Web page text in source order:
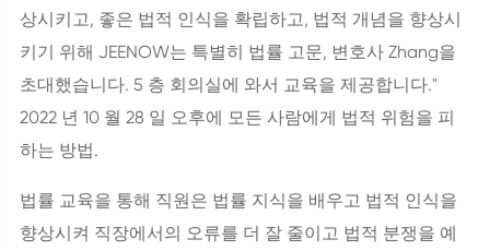
상시키고, 좋은 법적 인식을 확립하고, 법적 개념을 향상시
키기 위해 JEENOW는 특별히 법률 고문, 변호사 Zhang을
초대했습니다. 5 층 회의실에 와서 교육을 제공합니다."
2022 년 10 월 28 일 오후에 모든 사람에게 법적 위험을 피
하는 방법.
법률 교육을 통해 직원은 법률 지식을 배우고 법적 인식을
향상시켜 직장에서의 오류를 더 잘 줄이고 법적 분쟁을 예